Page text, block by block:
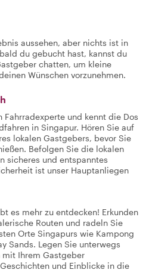
aussehen, aber nichts ist in
du gebucht hast, kannst du
chatten, um kleine
Wünschen vorzunehmen.
Fahrradexperte und kennt die Dos
in Singapur. Hören Sie auf
lokalen Gastgebers, bevor Sie
Befolgen Sie die lokalen
sicheres und entspanntes
ist unser Hauptanliegen
es mehr zu entdecken! Erkunden
Routen und radeln Sie
Orte Singapurs wie Kampong
Sands. Legen Sie unterwegs
Ihrem Gastgeber
und Einblicke in die